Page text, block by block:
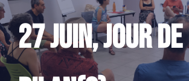
27 juin, jour de